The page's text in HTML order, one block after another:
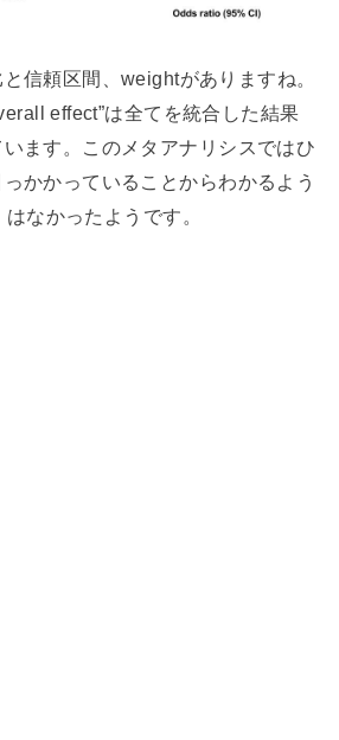
信頼区間、weightがありますね。
effect”は全てを統合した結果
ます。このメタアナリシスではひ
かかっていることからわかるよう
なかったようです。